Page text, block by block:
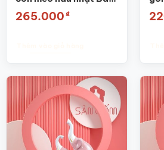
Tràng SG-TT26
265.000 ₫